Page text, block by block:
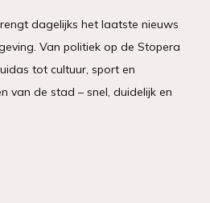
dagelijks het laatste nieuws
Van politiek op de Stopera
tot cultuur, sport en
van de stad – snel, duidelijk en